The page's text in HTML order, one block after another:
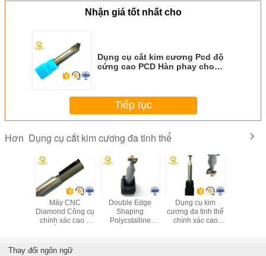
Nhận giá tốt nhất cho
Dụng cụ cắt kim cương Pcd độ
cứng cao PCD Hàn phay cho
Tiếp tục
Hơn Dụng cụ cắt kim cương đa tinh thể
Máy CNC
Diamond Công cụ
chính xác cao 2
Double Edge
Shaping
Polycstalline
Dụng cụ kim
cương đa tinh thể
chính xác cao
Thay đổi ngôn ngữ